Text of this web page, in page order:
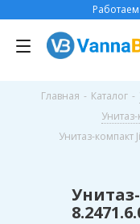
Главная - Каталог -
Унитаз-компакт